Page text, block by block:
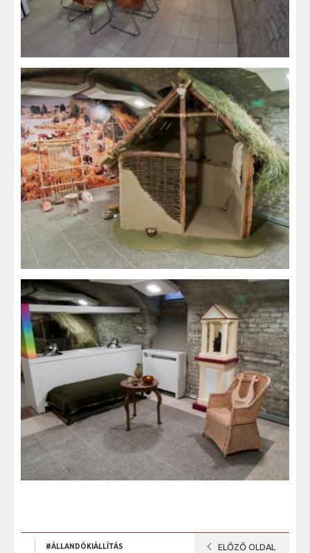
#ÁLLANDÓKIÁLLÍTÁS chevron_left ELŐZŐ OLDAL